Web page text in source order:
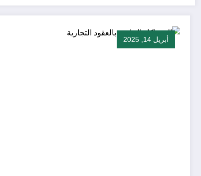
أبريل 14, 2025